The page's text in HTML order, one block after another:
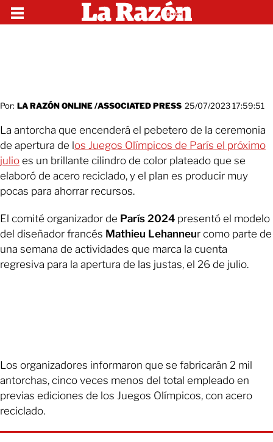
Por: LA RAZÓN ONLINE /ASSOCIATED PRESS 25/07/2023 17:59:51
La antorcha que encenderá el pebetero de la ceremonia
de apertura de los Juegos Olímpicos de París el próximo
julio es un brillante cilindro de color plateado que se
elaboró de acero reciclado, y el plan es producir muy
pocas para ahorrar recursos.
El comité organizador de París 2024 presentó el modelo
del diseñador francés Mathieu Lehanneur como parte de
una semana de actividades que marca la cuenta
regresiva para la apertura de las justas, el 26 de julio.
Los organizadores informaron que se fabricarán 2 mil
antorchas, cinco veces menos del total empleado en
previas ediciones de los Juegos Olímpicos, con acero
reciclado.